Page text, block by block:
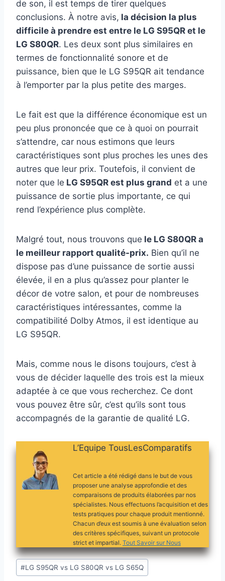
de son, il est temps de tirer quelques
conclusions. À notre avis, la décision la plus
difficile à prendre est entre le LG S95QR et le
LG S80QR. Les deux sont plus similaires en
termes de fonctionnalité sonore et de
puissance, bien que le LG S95QR ait tendance
à l’emporter par la plus petite des marges.
Le fait est que la différence économique est un
peu plus prononcée que ce à quoi on pourrait
s’attendre, car nous estimons que leurs
caractéristiques sont plus proches les unes des
autres que leur prix. Toutefois, il convient de
noter que le LG S95QR est plus grand et a une
puissance de sortie plus importante, ce qui
rend l’expérience plus complète.
Malgré tout, nous trouvons que le LG S80QR a
le meilleur rapport qualité-prix. Bien qu’il ne
dispose pas d’une puissance de sortie aussi
élevée, il en a plus qu’assez pour planter le
décor de votre salon, et pour de nombreuses
caractéristiques intéressantes, comme la
compatibilité Dolby Atmos, il est identique au
LG S95QR.
Mais, comme nous le disons toujours, c’est à
vous de décider laquelle des trois est la mieux
adaptée à ce que vous recherchez. Ce dont
vous pouvez être sûr, c’est qu’ils sont tous
accompagnés de la garantie de qualité LG.
L’Equipe TousLesComparatifs
Cet article a été rédigé dans le but de vous
proposer une analyse approfondie et des
comparaisons de produits élaborées par nos
spécialistes. Nous effectuons l’acquisition et des
tests pratiques pour chaque produit mentionné.
Chacun d’eux est soumis à une évaluation selon
des critères spécifiques, suivant un protocole
strict et impartial. Tout Savoir sur Nous
Étiquettes
de
#LG S95QR vs LG S80QR vs LG S65Q